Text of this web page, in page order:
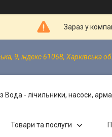
Зараз у
9, індекс 61068, Харківська
Вода - лічильники, насоси,
Товари та послуги